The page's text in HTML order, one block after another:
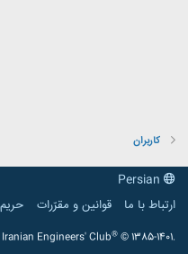
کاربران
ارتباط با ما
قوانین و مقرّرات
Iranian Engineers' Club® © 1385-1401.